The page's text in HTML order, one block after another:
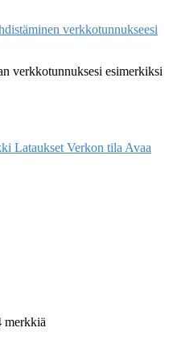
verkkotunnukseesi
verkkotunnuksesi esimerkiksi
Lataukset Verkon tila Avaa
merkkiä